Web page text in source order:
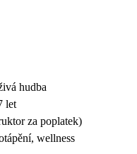
hudba
let
za poplatek)
wellness